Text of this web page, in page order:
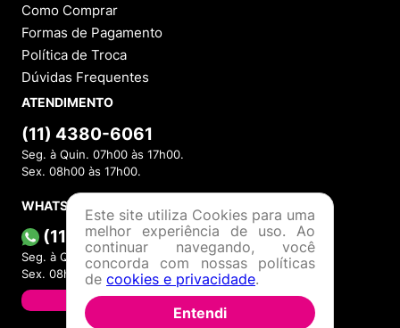
Como Comprar
Formas de Pagamento
Política de Troca
Dúvidas Frequentes
ATENDIMENTO
(11) 4380-6061
Seg. à Quin. 07h00 às 17h00.
Sex. 08h00 às 17h00.
WHATSAPP
(11) 4380-6061
Seg. à Quin. 07h00 às 17h00.
Sex. 08h00 às 17h00.
FALAR AGORA
Este site utiliza Cookies para uma
melhor experiência de uso. Ao
continuar navegando, você
concorda com nossas políticas
de cookies e privacidade.
Entendi